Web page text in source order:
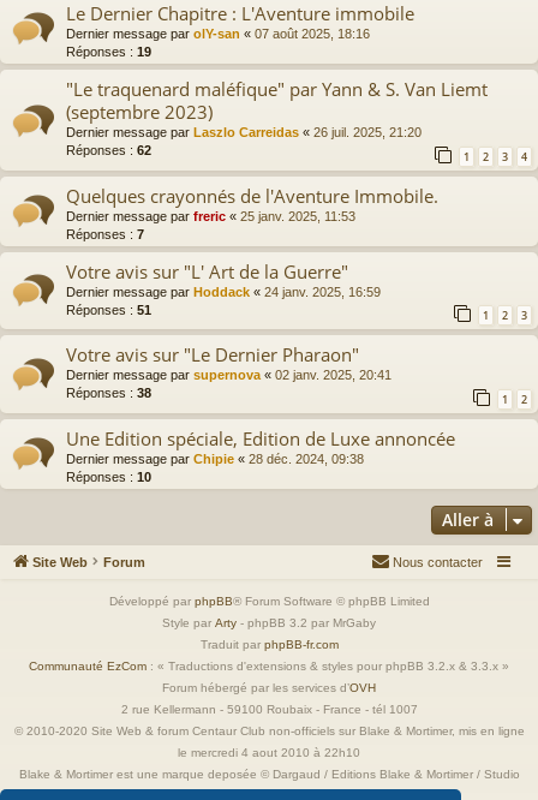
Le Dernier Chapitre : L'Aventure immobile
Dernier message par olY-san « 07 août 2025, 18:16
Réponses : 19
"Le traquenard maléfique" par Yann & S. Van Liemt
(septembre 2023)
Dernier message par Laszlo Carreidas « 26 juil. 2025, 21:20
Réponses : 62 1 2 3 4
Quelques crayonnés de l'Aventure Immobile.
Dernier message par freric « 25 janv. 2025, 11:53
Réponses : 7
Votre avis sur "L' Art de la Guerre"
Dernier message par Hoddack « 24 janv. 2025, 16:59
Réponses : 51 1 2 3
Votre avis sur "Le Dernier Pharaon"
Dernier message par supernova « 02 janv. 2025, 20:41
Réponses : 38 1 2
Une Edition spéciale, Edition de Luxe annoncée
Dernier message par Chipie « 28 déc. 2024, 09:38
Réponses : 10
Aller à
Site Web Forum Nous contacter
Développé par phpBB® Forum Software © phpBB Limited
Style par Arty - phpBB 3.2 par MrGaby
Traduit par phpBB-fr.com
Communauté EzCom : « Traductions d'extensions & styles pour phpBB 3.2.x & 3.3.x »
Forum hébergé par les services d’OVH
2 rue Kellermann - 59100 Roubaix - France - tél 1007
© 2010-2020 Site Web & forum Centaur Club non-officiels sur Blake & Mortimer, mis en ligne
le mercredi 4 aout 2010 à 22h10
Blake & Mortimer est une marque deposée © Dargaud / Editions Blake & Mortimer / Studio